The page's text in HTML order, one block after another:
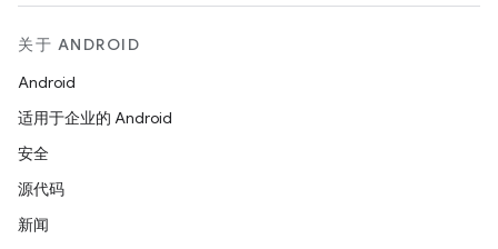
关于 ANDROID
Android
适用于企业的 Android
安全
源代码
新闻